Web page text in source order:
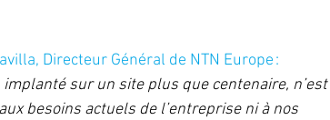
Directeur Général de NTN Europe :
implanté sur un site plus que centenaire, n’est
besoins actuels de l’entreprise ni à nos